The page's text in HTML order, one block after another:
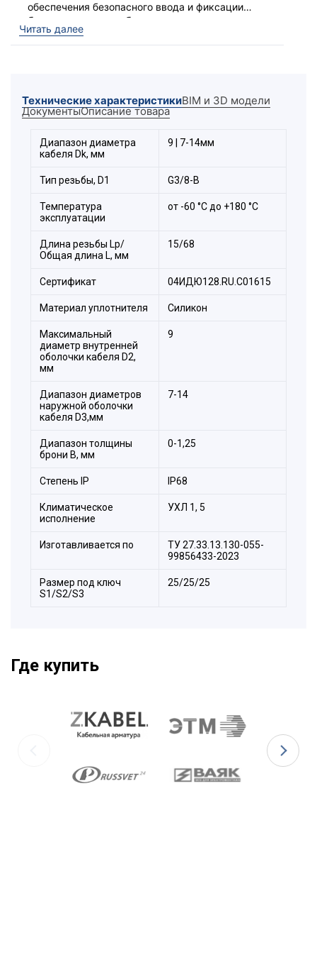
обеспечения безопасного ввода и фиксации
бронированного кабеля
электротехнического устройства. С широким
температурным диапазоном эксплуатации от
Ввод выполняет функцию удерживающего
потребуется гайка Г32 и
прокладка фторопластовая ПФ (в комплект
Читать далее
Технические характеристикиBIM и 3D модели
ДокументыОписание товара
Диапазон диаметра
кабеля Dk, мм
9 | 7-14мм
Тип резьбы, D1 G3/8-B
Температура
эксплуатации
от -60 °С до +180 °С
Длина резьбы Lp/
Общая длина L, мм
15/68
Сертификат 04ИДЮ128.RU.С01615
Материал уплотнителя Силикон
Максимальный
диаметр внутренней
оболочки кабеля D2,
мм
9
Диапазон диаметров
наружной оболочки
кабеля D3,мм
7-14
Диапазон толщины
брони В, мм
0-1,25
Степeнь IP IP68
Климатическое
исполнение
УХЛ 1, 5
Изготавливается по
ТУ 27.33.13.130-055-
99856433-2023
Размер под ключ
S1/S2/S3
25/25/25
Где купить